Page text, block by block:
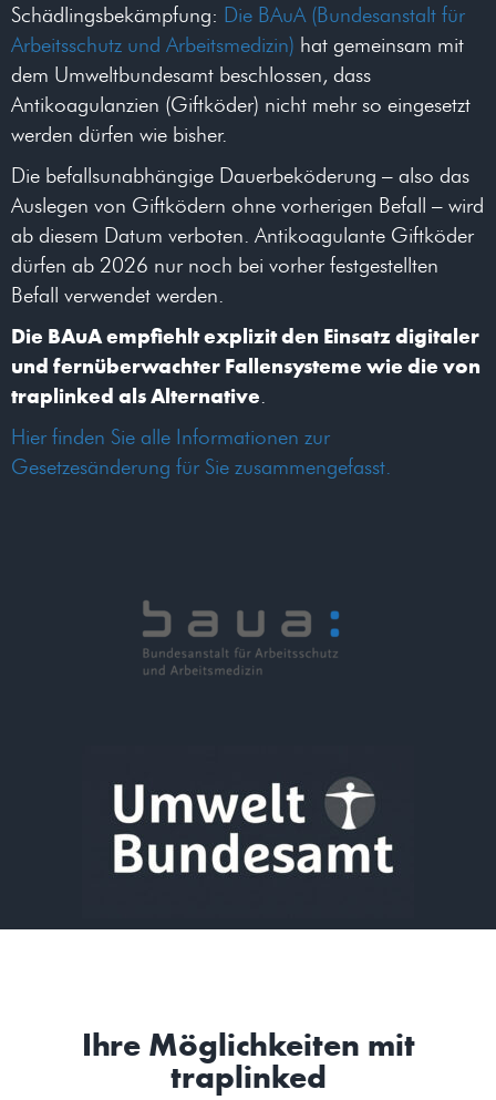
Schädlingsbekämpfung: Die BAuA (Bundesanstalt für
Arbeitsschutz und Arbeitsmedizin) hat gemeinsam mit
dem Umweltbundesamt beschlossen, dass
Antikoagulanzien (Giftköder) nicht mehr so eingesetzt
werden dürfen wie bisher.
Die befallsunabhängige Dauerbeköderung – also das
Auslegen von Giftködern ohne vorherigen Befall – wird
ab diesem Datum verboten. Antikoagulante Giftköder
dürfen ab 2026 nur noch bei vorher festgestellten
Befall verwendet werden.
Die BAuA empfiehlt explizit den Einsatz digitaler
und fernüberwachter Fallensysteme wie die von
traplinked als Alternative.
Hier finden Sie alle Informationen zur
Gesetzesänderung für Sie zusammengefasst.
Ihre Möglichkeiten mit
traplinked​